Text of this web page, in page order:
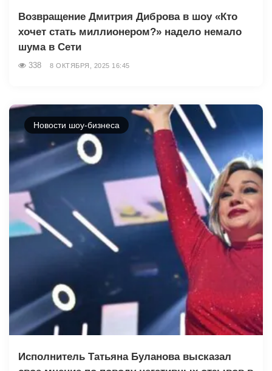
Возвращение Дмитрия Диброва в шоу «Кто
хочет стать миллионером?» надело немало
шума в Сети
338 8 ОКТЯБРЯ, 2025 16:45
Новости шоу-бизнеса
Исполнитель Татьяна Буланова высказал